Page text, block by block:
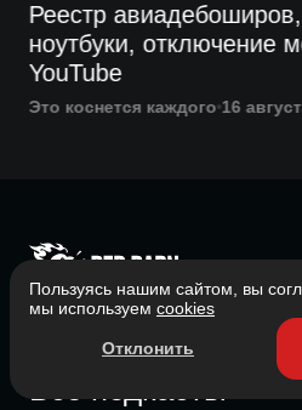
Реестр
ноутбуки, отключение
YouTube
Это коснется каждого 16
Главная
О нас
Все подкасты
Пользуясь нашим сайтом, вы
мы используем cookies
Отклонить